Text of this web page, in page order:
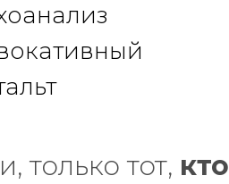
только тот,